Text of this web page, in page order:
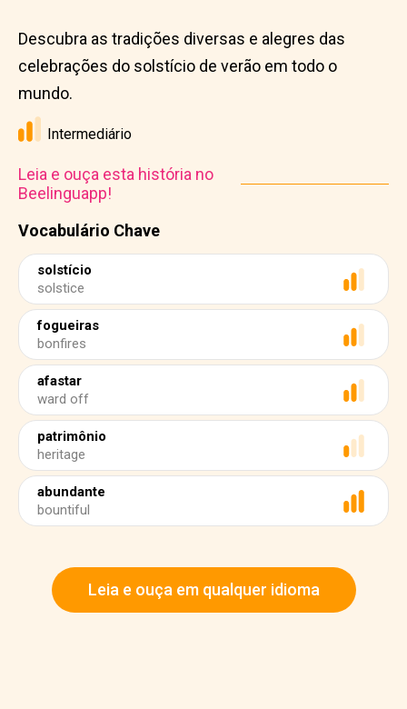
Vocabulário Chave
solstício
solstice
fogueiras
bonfires
afastar
ward off
patrimônio
heritage
abundante
bountiful
Descubra as tradições diversas e alegres das
celebrações do solstício de verão em todo o
mundo.
Intermediário
Leia e ouça esta história no
Beelinguapp!
Leia e ouça em qualquer idioma